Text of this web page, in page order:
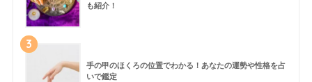
も紹介！
3
手の甲のほくろの位置でわかる！あなたの運勢や性格を占
いで鑑定